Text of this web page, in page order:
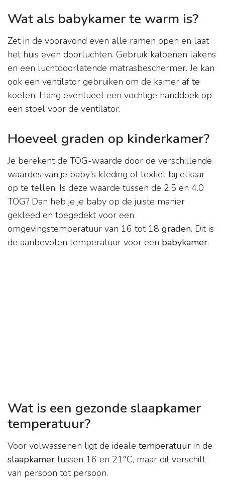
Wat als babykamer te warm is?
Zet in de vooravond even alle ramen open en laat
het huis even doorluchten. Gebruik katoenen lakens
en een luchtdoorlatende matrasbeschermer. Je kan
ook een ventilator gebruiken om de kamer af te
koelen. Hang eventueel een vochtige handdoek op
een stoel voor de ventilator.
Hoeveel graden op kinderkamer?
Je berekent de TOG-waarde door de verschillende
waardes van je baby's kleding of textiel bij elkaar
op te tellen. Is deze waarde tussen de 2.5 en 4.0
TOG? Dan heb je je baby op de juiste manier
gekleed en toegedekt voor een
omgevingstemperatuur van 16 tot 18 graden. Dit is
de aanbevolen temperatuur voor een babykamer.
Wat is een gezonde slaapkamer
temperatuur?
Voor volwassenen ligt de ideale temperatuur in de
slaapkamer tussen 16 en 21°C, maar dit verschilt
van persoon tot persoon.